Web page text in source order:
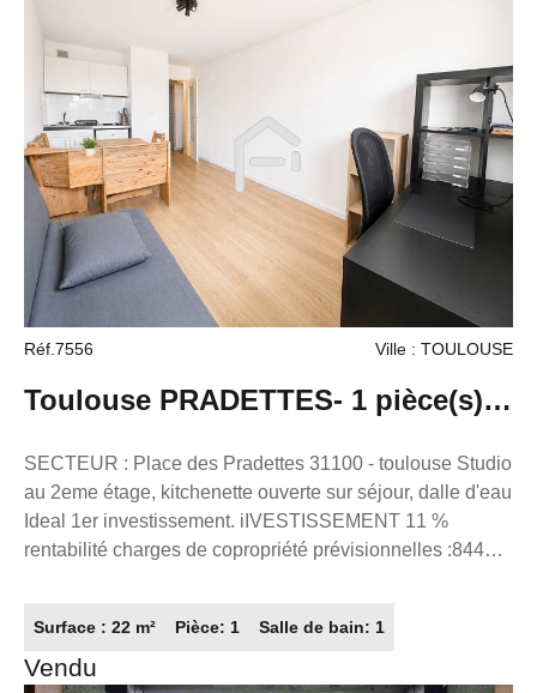
au 06 98 89 14 62. La présente annonce immobilière a
été rédigée sous la responsabilité éditoriale de M. loonis
gahel, mandataire indépendant en immobilier (sans
détention de fonds), agent commercial du Réseau France
Proprio immatriculé au RSAC de Marseille sous le
numéro 7953190/s17056393, titulaire de la carte de
démarchage immobilier pour le compte de la société
France Proprio. Retrouvez tous nos biens sur notre site
internet. www.franceproprio.com
Réf.7556 Ville : TOULOUSE
Toulouse PRADETTES- 1 pièce(s) -
22 m²
SECTEUR : Place des Pradettes 31100 - toulouse Studio
au 2eme étage, kitchenette ouverte sur séjour, dalle d'eau
Ideal 1er investissement. iIVESTISSEMENT 11 %
rentabilité charges de copropriété prévisionnelles :844€ à
été rédigée sous la responsabilité éditoriale de M.
ZAFRAN Frédéric, mandataire indépendant en
Surface : 22 m² Pièce: 1 Salle de bain: 1
Vendu